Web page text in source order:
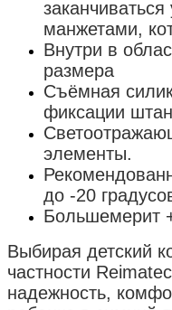
манжетами,
Внутри в
размера
Съёмная
фиксации
элементы.
до -20
Большемерит
Выбирая детский
частности
надежность,